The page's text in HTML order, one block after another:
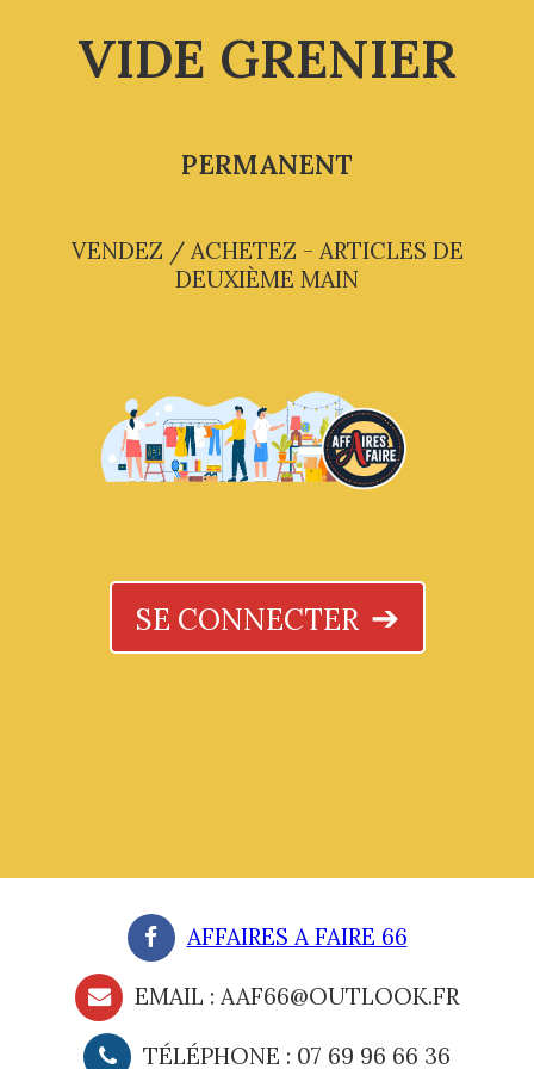
VIDE GRENIER
PERMANENT
VENDEZ / ACHETEZ - ARTICLES DE
DEUXIÈME MAIN
SE CONNECTER
AFFAIRES A FAIRE 66
EMAIL : AAF66@OUTLOOK.FR
TÉLÉPHONE : 07 69 96 66 36